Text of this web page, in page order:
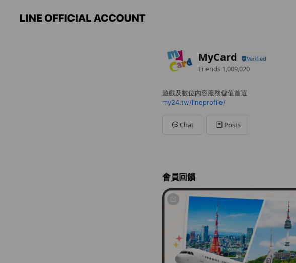
MyCard
Friends 1,009,020
遊戲及數位內容服務儲值首選
my24.tw/lineprofile/
Chat Posts
會員回饋